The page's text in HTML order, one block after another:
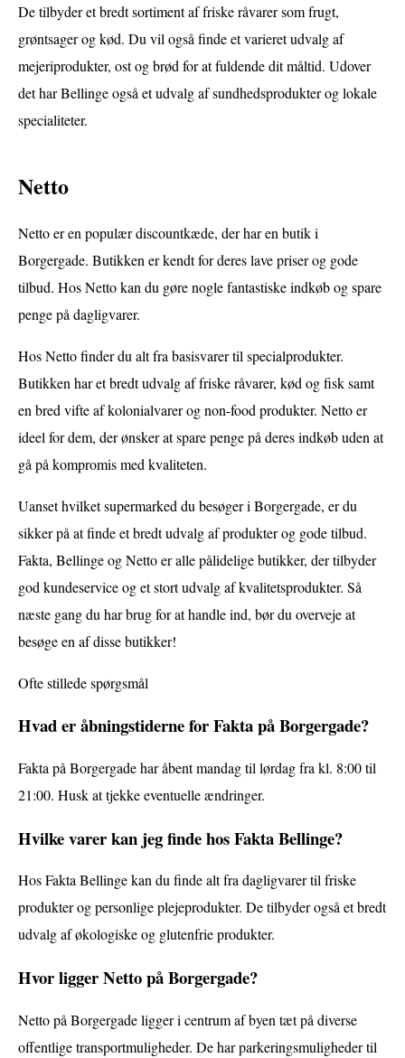
De tilbyder et bredt sortiment af friske råvarer som frugt,
grøntsager og kød. Du vil også finde et varieret udvalg af
mejeriprodukter, ost og brød for at fuldende dit måltid. Udover
det har Bellinge også et udvalg af sundhedsprodukter og lokale
specialiteter.
Netto
Netto er en populær discountkæde, der har en butik i
Borgergade. Butikken er kendt for deres lave priser og gode
tilbud. Hos Netto kan du gøre nogle fantastiske indkøb og spare
penge på dagligvarer.
Hos Netto finder du alt fra basisvarer til specialprodukter.
Butikken har et bredt udvalg af friske råvarer, kød og fisk samt
en bred vifte af kolonialvarer og non-food produkter. Netto er
ideel for dem, der ønsker at spare penge på deres indkøb uden at
gå på kompromis med kvaliteten.
Uanset hvilket supermarked du besøger i Borgergade, er du
sikker på at finde et bredt udvalg af produkter og gode tilbud.
Fakta, Bellinge og Netto er alle pålidelige butikker, der tilbyder
god kundeservice og et stort udvalg af kvalitetsprodukter. Så
næste gang du har brug for at handle ind, bør du overveje at
besøge en af disse butikker!
Ofte stillede spørgsmål
Hvad er åbningstiderne for Fakta på Borgergade?
Fakta på Borgergade har åbent mandag til lørdag fra kl. 8:00 til
21:00. Husk at tjekke eventuelle ændringer.
Hvilke varer kan jeg finde hos Fakta Bellinge?
Hos Fakta Bellinge kan du finde alt fra dagligvarer til friske
produkter og personlige plejeprodukter. De tilbyder også et bredt
udvalg af økologiske og glutenfrie produkter.
Hvor ligger Netto på Borgergade?
Netto på Borgergade ligger i centrum af byen tæt på diverse
offentlige transportmuligheder. De har parkeringsmuligheder til